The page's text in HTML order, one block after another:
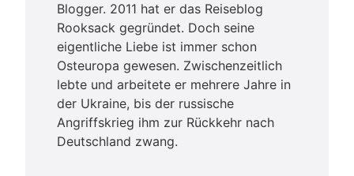
Blogger. 2011 hat er das Reiseblog
Rooksack gegründet. Doch seine
eigentliche Liebe ist immer schon
Osteuropa gewesen. Zwischenzeitlich
lebte und arbeitete er mehrere Jahre in
der Ukraine, bis der russische
Angriffskrieg ihm zur Rückkehr nach
Deutschland zwang.